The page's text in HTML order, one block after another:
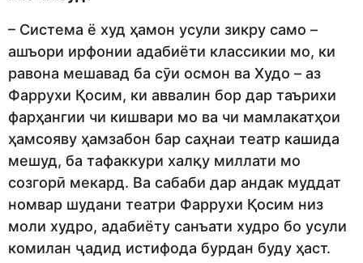
– Система ё худ ҳамон усули зикру само –
ашъори ирфонии адабиёти классикии мо, ки
равона мешавад ба сӯи осмон ва Худо – аз
Фаррухи Қосим, ки аввалин бор дар таърихи
фарҳангии чи кишвари мо ва чи мамлакатҳои
ҳамсояву ҳамзабон бар саҳнаи театр кашида
мешуд, ба тафаккури халқу миллати мо
созгорӣ мекард. Ва сабаби дар андак муддат
номвар шудани театри Фаррухи Қосим низ
моли худро, адабиёту санъати худро бо усули
комилан ҷадид истифода бурдан буду ҳаст.